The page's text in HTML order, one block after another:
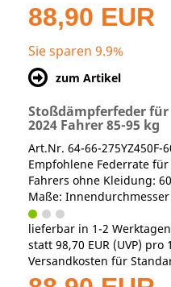
88,90 EUR
Sie sparen 9.9%
zum Artikel
Stoßdämpferfeder für
2024 Fahrer 85-95 kg
Art.Nr. 64-66-275YZ450F-
Empfohlene Federrate
Fahrers ohne Kleidung:
Maße:
lieferbar in 1-2 Werktagen
statt 98,70 EUR (UVP) pro
Versandkosten für